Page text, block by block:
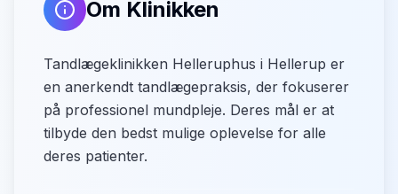
Om Klinikken
Tandlægeklinikken Helleruphus i Hellerup er
en anerkendt tandlægepraksis, der fokuserer
på professionel mundpleje. Deres mål er at
tilbyde den bedst mulige oplevelse for alle
deres patienter.